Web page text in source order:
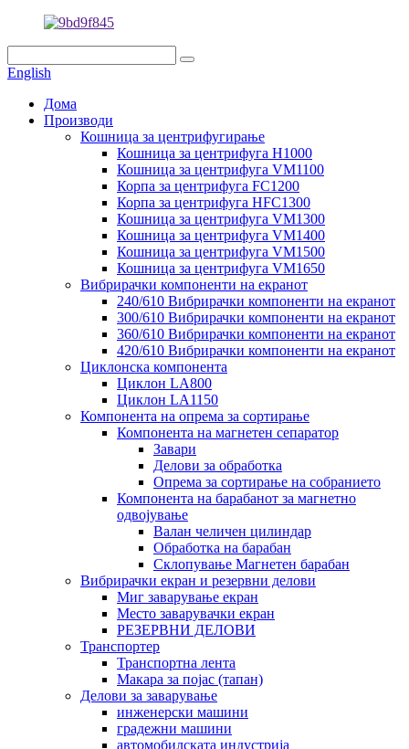
English
Дома
Производи
Кошница за центрифугирање
Кошница за центрифуга H1000
Кошница за центрифуга VM1100
Корпа за центрифуга FC1200
Корпа за центрифуга HFC1300
Кошница за центрифуга VM1300
Кошница за центрифуга VM1400
Кошница за центрифуга VM1500
Кошница за центрифуга VM1650
Вибрирачки компоненти на екранот
240/610 Вибрирачки компоненти на екранот
300/610 Вибрирачки компоненти на екранот
360/610 Вибрирачки компоненти на екранот
420/610 Вибрирачки компоненти на екранот
Циклонска компонента
Циклон LA800
Циклон LA1150
Компонента на опрема за сортирање
Компонента на магнетен сепаратор
Завари
Делови за обработка
Опрема за сортирање на собранието
Компонента на барабанот за магнетно
одвојување
Валан челичен цилиндар
Обработка на барабан
Склопување Магнетен барабан
Вибрирачки екран и резервни делови
Миг заварување екран
Место заварувачки екран
РЕЗЕРВНИ ДЕЛОВИ
Транспортер
Транспортна лента
Макара за појас (тапан)
Делови за заварување
инженерски машини
градежни машини
автомобилската индустрија